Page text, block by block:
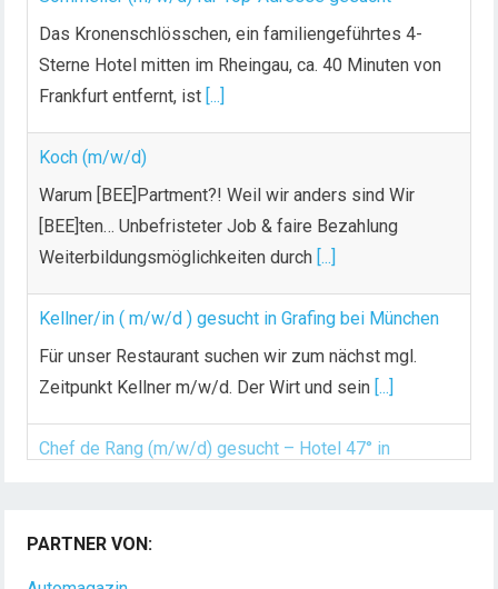
Das Kronenschlösschen, ein familiengeführtes 4-
Sterne Hotel mitten im Rheingau, ca. 40 Minuten von
Frankfurt entfernt, ist [...]
Koch (m/w/d)
Warum [BEE]Partment?! Weil wir anders sind Wir
[BEE]ten… Unbefristeter Job & faire Bezahlung
Weiterbildungsmöglichkeiten durch [...]
Kellner/in ( m/w/d ) gesucht in Grafing bei München
Für unser Restaurant suchen wir zum nächst mgl.
Zeitpunkt Kellner m/w/d. Der Wirt und sein [...]
Chef de Rang (m/w/d) gesucht – Hotel 47° in
(m/w/d) Du bist Gastgeber aus Leidenschaft und
Automagazin